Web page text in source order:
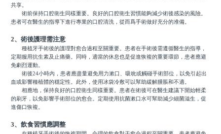
共享。
術前保持口腔衛生同樣重要。良好的口腔衛生習慣能夠減少術後感染的風險。
患者可在醫生的指導下進行專業的口腔清洗，從而爲手術做好充分的准備。
2、術後護理需注意
種植牙手術後的護理對愈合過程至關重要。患者在手術後需遵循醫生的指導，
定期服用抗生素及止痛藥。同時，適當的休息也是促進恢複的重要環節，患者應避
免劇烈運動。
術後24小時內，患者應盡量避免用力漱口、吸吮或觸碰手術部位，以免引起出
血或影響種植體的穩定性。此外，使用冰袋冷敷可以幫助緩解腫脹和不適。
相應地，保持良好的口腔衛生同樣重要。患者在術後可在醫生建議下開始輕柔
的刷牙，以免影響手術部位的愈合。定期使用抗菌漱口水可幫助減少細菌滋生，促
進傷口恢複。
3、飲食習慣應調整